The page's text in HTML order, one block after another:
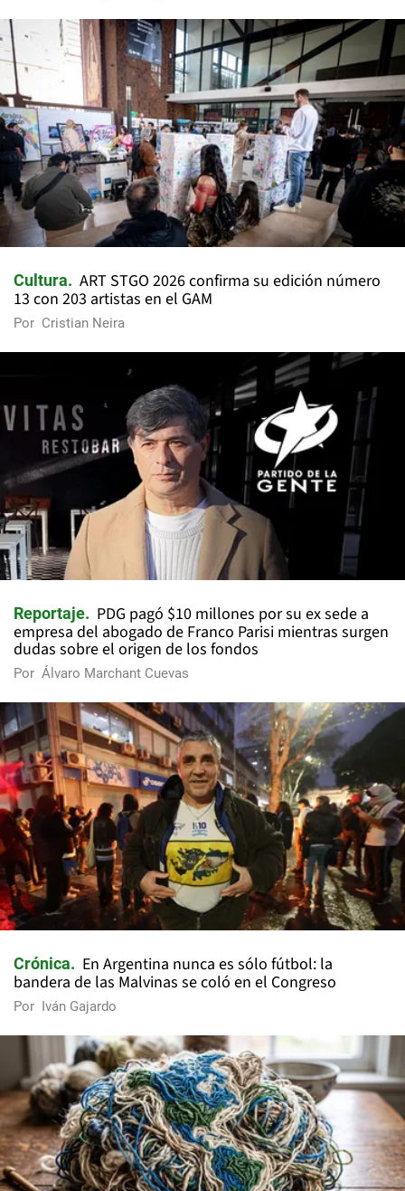
Cultura
ART STGO 2026 confirma su edición número
13 con 203 artistas en el GAM
Por Cristian Neira
Reportaje
PDG pagó $10 millones por su ex sede a
empresa del abogado de Franco Parisi mientras surgen
dudas sobre el origen de los fondos
Por Álvaro Marchant Cuevas
Crónica
En Argentina nunca es sólo fútbol: la
bandera de las Malvinas se coló en el Congreso
Por Iván Gajardo